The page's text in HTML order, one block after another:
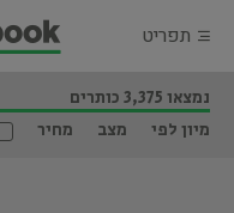
תפריט
נמצאו 3,375 כותרים
מיון לפי
מצב מחיר